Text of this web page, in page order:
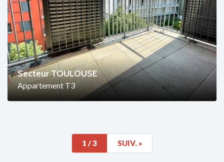
Secteur TOULOUSE
Appartement T3
1 / 3 SUIV. »